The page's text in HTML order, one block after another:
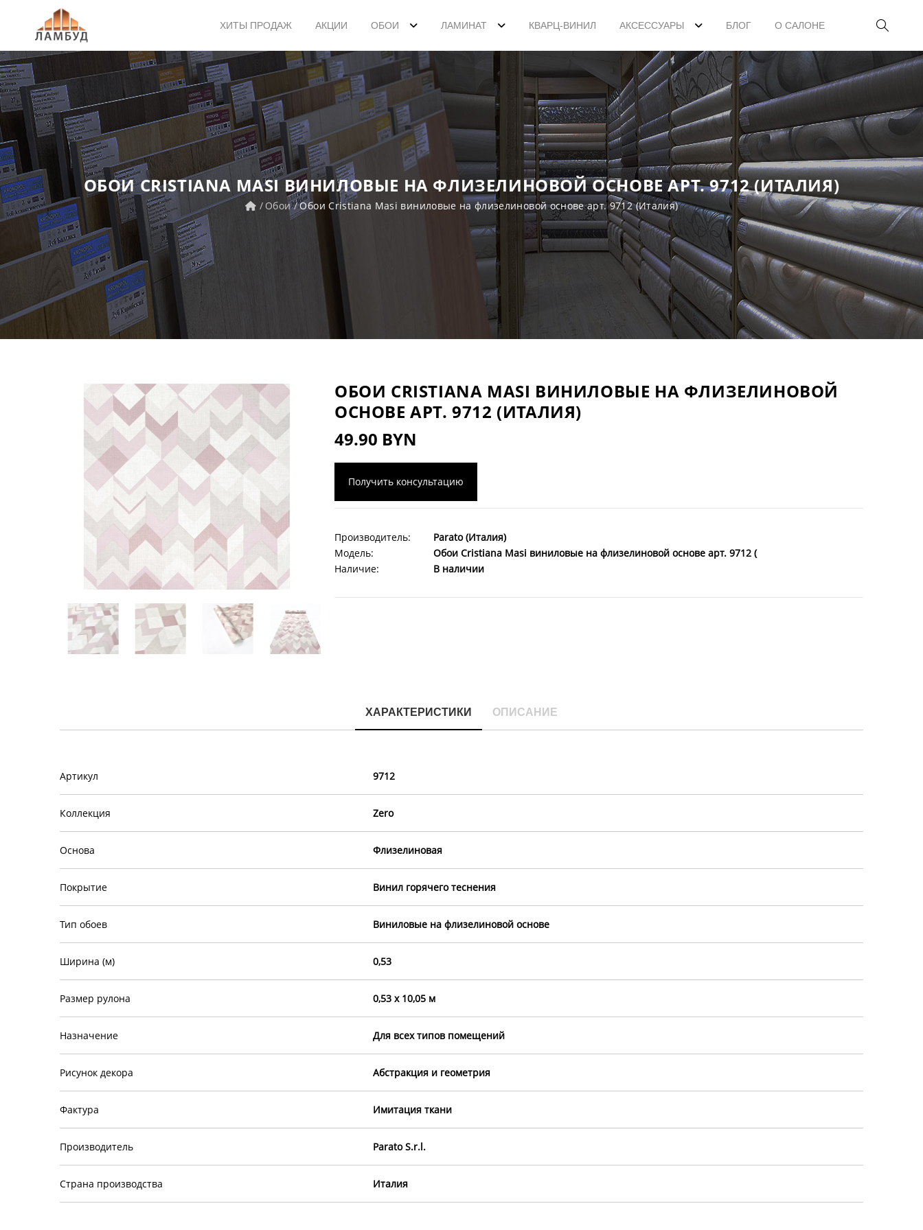
ХИТЫ ПРОДАЖ АКЦИИ ОБОИ ЛАМИНАТ КВАРЦ-ВИНИЛ АКСЕССУАРЫ БЛОГ О САЛОНЕ
ОБОИ CRISTIANA MASI ВИНИЛОВЫЕ НА ФЛИЗЕЛИНОВОЙ ОСНОВЕ АРТ. 9712 (ИТАЛИЯ)
Обои Обои Cristiana Masi виниловые на флизелиновой основе арт. 9712 (Италия)
ОБОИ CRISTIANA MASI ВИНИЛОВЫЕ НА ФЛИЗЕЛИНОВОЙ
ОСНОВЕ АРТ. 9712 (ИТАЛИЯ)
49.90 BYN
Получить консультацию
Производитель:
Parato (Италия)
Модель:
Обои Cristiana Masi виниловые на флизелиновой основе арт. 9712 (
Наличие:
В наличии
ХАРАКТЕРИСТИКИ ОПИСАНИЕ
Артикул 9712
Коллекция Zero
Основа Флизелиновая
Покрытие Винил горячего теснения
Тип обоев Виниловые на флизелиновой основе
Ширина (м) 0,53
Размер рулона 0,53 х 10,05 м
Назначение Для всех типов помещений
Рисунок декора Абстракция и геометрия
Фактура Имитация ткани
Производитель Parato S.r.l.
Страна производства Италия